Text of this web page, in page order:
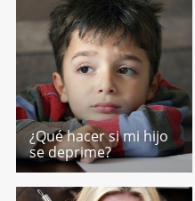
¿Qué hacer si mi hijo
se deprime?